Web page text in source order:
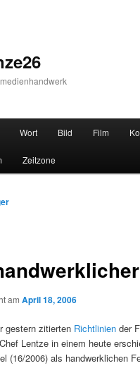
Wort Bild Film
Zeitzone
amApril 18, 2006
gestern zitierten Richtlinien der
Lentze in einem heute
(16/2006) als handwerklichen